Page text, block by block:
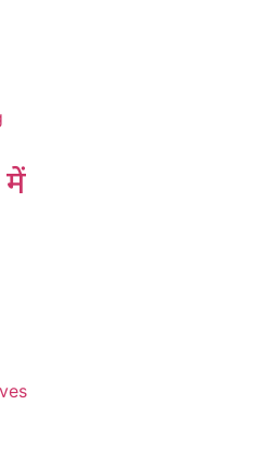
में